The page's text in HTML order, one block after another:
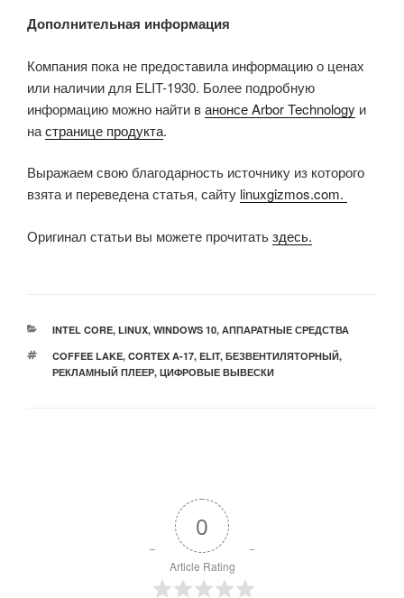
Дополнительная информация
Компания пока не предоставила информацию о ценах
или наличии для ELIT-1930. Более подробную
информацию можно найти ванонсе Arbor Technology и
настранице продукта.
Выражаем свою благодарность источнику из которого
взята и переведена статья, сайту linuxgizmos.com.
Оригинал статьи вы можете прочитатьздесь.
РУБРИКИ
INTEL CORE, LINUX, WINDOWS 10, АППАРАТНЫЕ СРЕДСТВА
МЕТКИ
COFFEE LAKE, CORTEX A-17, ELIT, БЕЗВЕНТИЛЯТОРНЫЙ,
РЕКЛАМНЫЙ ПЛЕЕР, ЦИФРОВЫЕ ВЫВЕСКИ
0
Article Rating